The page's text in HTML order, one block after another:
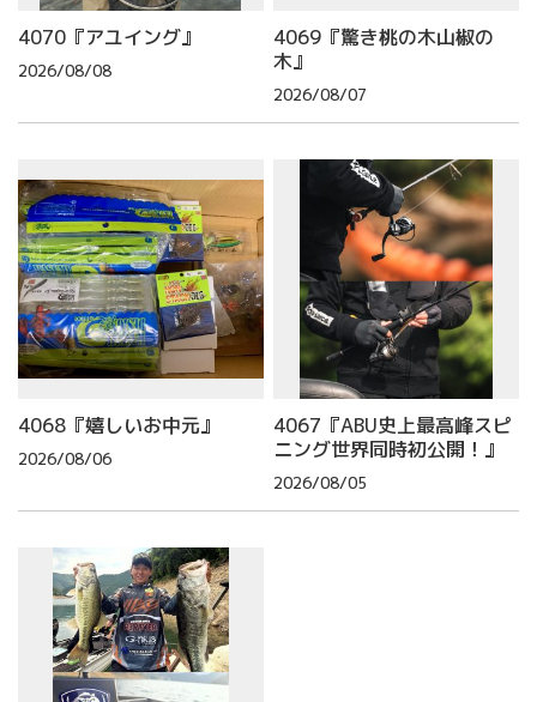
4070『アユイング』
2026/08/08
4069『驚き桃の木山椒の
木』
2026/08/07
4068『嬉しいお中元』
2026/08/06
4067『ABU史上最高峰スピ
ニング世界同時初公開！』
2026/08/05